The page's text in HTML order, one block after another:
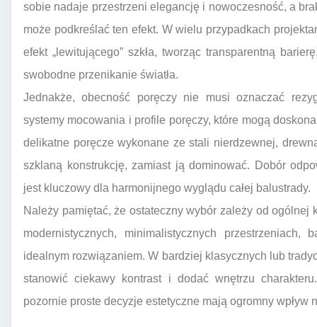
sobie nadaje przestrzeni elegancję i nowoczesność, a
może podkreślać ten efekt. W wielu przypadkach
efekt „lewitującego” szkła, tworząc transparentną
swobodne przenikanie światła.
Jednakże, obecność poręczy nie musi oznaczać
systemy mocowania i profile poręczy, które mogą
delikatne poręcze wykonane ze stali nierdzewnej,
szklaną konstrukcję, zamiast ją dominować. Dobór
jest kluczowy dla harmonijnego wyglądu całej balustrady.
Należy pamiętać, że ostateczny wybór zależy od
modernistycznych, minimalistycznych
idealnym rozwiązaniem. W bardziej klasycznych lub
stanowić ciekawy kontrast i dodać wnętrzu
pozornie proste decyzje estetyczne mają ogromny wpływ